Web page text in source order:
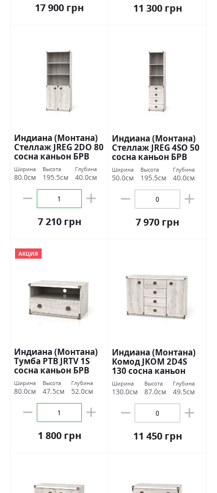
17 900 грн 11 300 грн
Индиана (Монтана)
Стеллаж JREG 2DO 80
сосна каньон БРВ
Украина
Ширина
80.0см
Высота
195.5см
Глубина
40.0см
7 210 грн
Индиана (Монтана)
Стеллаж JREG 4SO 50
сосна каньон БРВ
Украина
Ширина
50.0см
Высота
195.5см
Глубина
40.0см
7 970 грн
АКЦИЯ
Индиана (Монтана)
Тумба РТВ JRTV 1S
сосна каньон БРВ
Украина
Ширина
80.0см
Высота
47.5см
Глубина
52.0см
1 800 грн
Индиана (Монтана)
Комод JKOM 2D4S
130 сосна каньон
БРВ Украина
Ширина
130.0см
Высота
87.0см
Глубина
49.5см
11 450 грн